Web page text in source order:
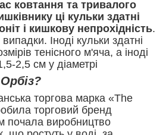
ковтання та тривалого
ці кульки здатні
і кишкову непрохідність.
випадки. Іноді кульки здатні
тенісного м'яча, а іноді
2,5 см у діаметрі
торгова марка «The
торговий бренд
почала виробництво